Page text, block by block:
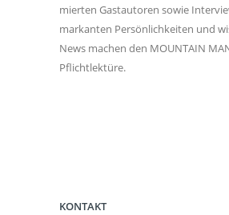
mierten Gastautoren sowie
markanten Persönlichkeiten und
News machen den MOUNTAIN
Pflichtlektüre.
KONTAKT